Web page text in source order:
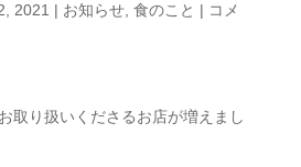
2021 | お知らせ, 食のこと | コメ
取り扱いくださるお店が増えまし